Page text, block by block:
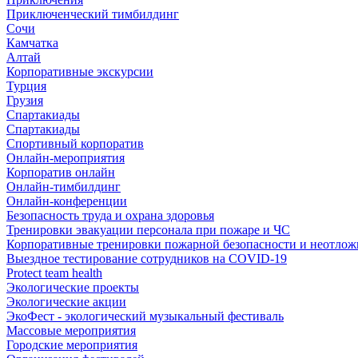
Приключенческий тимбилдинг
Сочи
Камчатка
Алтай
Корпоративные экскурсии
Турция
Грузия
Спартакиады
Спартакиады
Спортивный корпоратив
Онлайн-мероприятия
Корпоратив онлайн
Онлайн-тимбилдинг
Онлайн-конференции
Безопасность труда и охрана здоровья
Тренировки эвакуации персонала при пожаре и ЧС
Корпоративные тренировки пожарной безопасности и
Выездное тестирование сотрудников на COVID-19
Protect team health
Экологические проекты
Экологические акции
ЭкоФест - экологический музыкальный фестиваль
Массовые мероприятия
Городские мероприятия